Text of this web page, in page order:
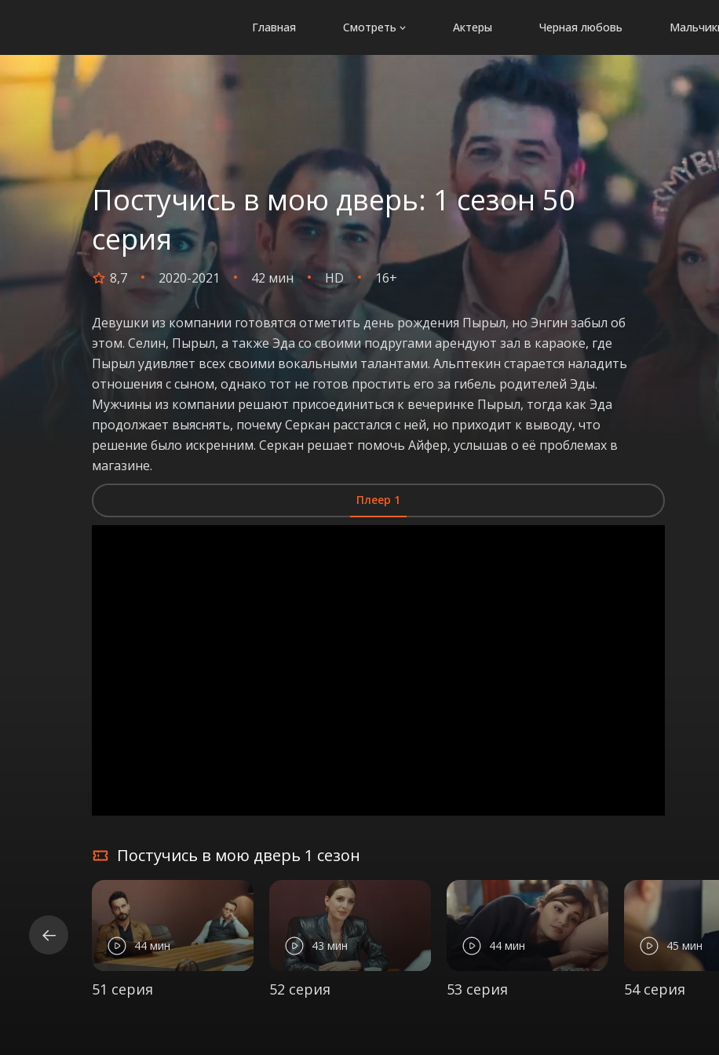
Главная Смотреть Актеры Черная любовь
Постучись в мою дверь: 1 сезон 50
серия
8,7 2020-2021 42 мин HD 16+
Девушки из компании готовятся отметить день рождения Пырыл, но Энгин забыл об
этом. Селин, Пырыл, а также Эда со своими подругами арендуют зал в караоке, где
Пырыл удивляет всех своими вокальными талантами. Альптекин старается наладить
отношения с сыном, однако тот не готов простить его за гибель родителей Эды.
Мужчины из компании решают присоединиться к вечеринке Пырыл, тогда как Эда
продолжает выяснять, почему Серкан расстался с ней, но приходит к выводу, что
решение было искренним. Серкан решает помочь Айфер, услышав о её проблемах в
магазине.
Плеер 1
Постучись в мою дверь 1 сезон
44 мин
51 серия
43 мин
52 серия
44 мин
53 серия
45 мин
54 серия